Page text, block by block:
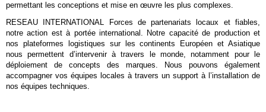
permettant les conceptions et mise en œuvre les plus complexes.
RESEAU INTERNATIONAL Forces de partenariats locaux et fiables,
notre action est à portée international. Notre capacité de production et
nos plateformes logistiques sur les continents Européen et Asiatique
nous permettent d’intervenir à travers le monde, notamment pour le
déploiement de concepts des marques. Nous pouvons également
accompagner vos équipes locales à travers un support à l’installation de
nos équipes techniques.